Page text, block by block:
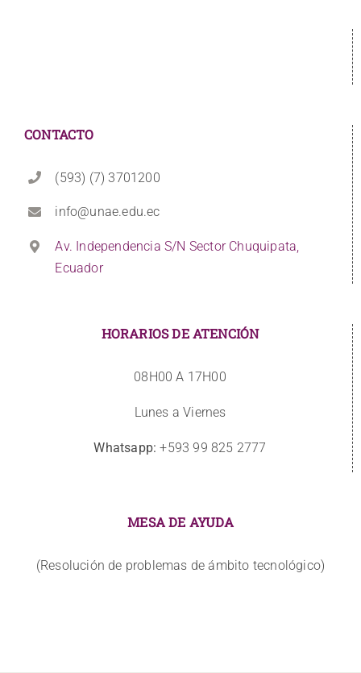
CONTACTO
(593) (7) 3701200
info@unae.edu.ec
Av. Independencia S/N Sector Chuquipata,
Ecuador
HORARIOS DE ATENCIÓN
08H00 A 17H00
Lunes a Viernes
Whatsapp: +593 99 825 2777
MESA DE AYUDA
(Resolución de problemas de ámbito tecnológico)